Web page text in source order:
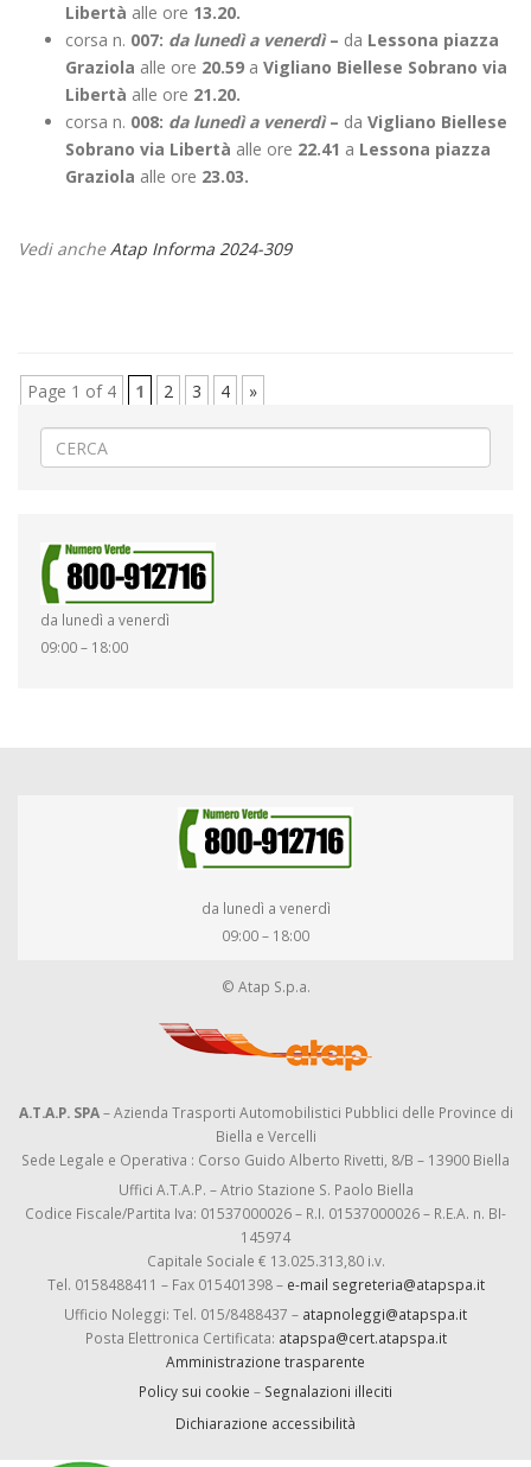
Libertà alle ore 13.20.
corsa n. 007: da lunedì a venerdì– da Lessona piazza
Graziola alle ore 20.59 a Vigliano Biellese Sobrano via
Libertà alle ore 21.20.
corsa n. 008: da lunedì a venerdì– da Vigliano Biellese
Sobrano via Libertà alle ore 22.41 a Lessona piazza
Graziola alle ore 23.03.
Vedi ancheAtap Informa 2024-309
Page 1 of 4 1 2 3 4 »
da lunedì a venerdì
09:00 – 18:00
da lunedì a venerdì
09:00 – 18:00
© Atap S.p.a.
A.T.A.P. SPA– Azienda Trasporti Automobilistici Pubblici delle Province di
Biella e Vercelli
Sede Legale e Operativa : Corso Guido Alberto Rivetti, 8/B – 13900 Biella
Uffici A.T.A.P. – Atrio Stazione S. Paolo Biella
Codice Fiscale/Partita Iva: 01537000026 – R.I. 01537000026 – R.E.A. n. BI-
145974
Capitale Sociale € 13.025.313,80 i.v.
Tel. 0158488411 – Fax 015401398 – e-mail segreteria@atapspa.it
Ufficio Noleggi: Tel. 015/8488437 – atapnoleggi@atapspa.it
Posta Elettronica Certificata: atapspa@cert.atapspa.it
Amministrazione trasparente
Policy sui cookie – Segnalazioni illeciti
Dichiarazione accessibilità